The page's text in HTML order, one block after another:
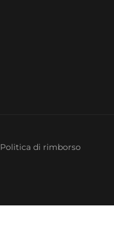
Politica di rimborso